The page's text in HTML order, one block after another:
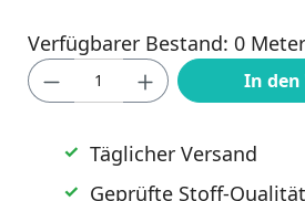
Verfügbarer Bestand: 0 Meter
Produkt Anzahl: GibIn den
Täglicher Versand
Geprüfte Stoff-Qualität